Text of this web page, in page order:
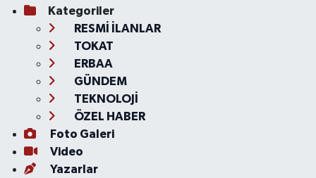
Kategoriler
RESMİ İLANLAR
TOKAT
ERBAA
GÜNDEM
TEKNOLOJİ
ÖZEL HABER
Foto Galeri
Video
Yazarlar